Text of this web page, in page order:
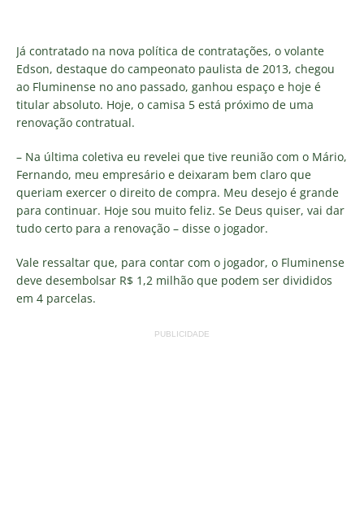
Já contratado na nova política de contratações, o volante
Edson, destaque do campeonato paulista de 2013, chegou
ao Fluminense no ano passado, ganhou espaço e hoje é
titular absoluto. Hoje, o camisa 5 está próximo de uma
renovação contratual.
– Na última coletiva eu revelei que tive reunião com o Mário,
Fernando, meu empresário e deixaram bem claro que
queriam exercer o direito de compra. Meu desejo é grande
para continuar. Hoje sou muito feliz. Se Deus quiser, vai dar
tudo certo para a renovação – disse o jogador.
Vale ressaltar que, para contar com o jogador, o Fluminense
deve desembolsar R$ 1,2 milhão que podem ser divididos
em 4 parcelas.
PUBLICIDADE